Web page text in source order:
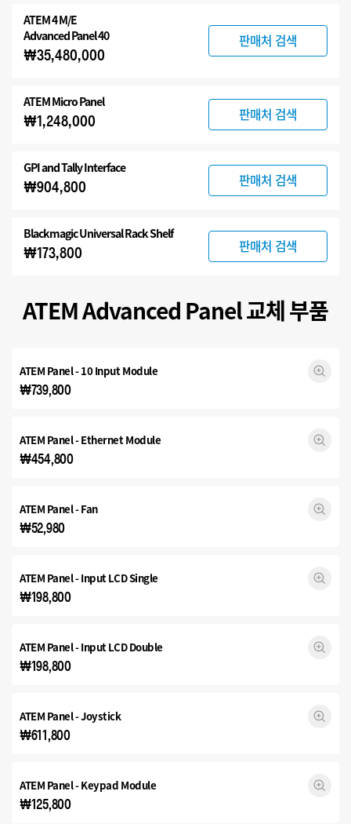
ATEM 4 M/E
Advanced Panel 40
₩35,480,000
판매처 검색
ATEM Micro Panel
₩1,248,000 판매처 검색
GPI and Tally Interface
₩904,800 판매처 검색
Blackmagic Universal Rack Shelf
₩173,800 판매처 검색
ATEM Advanced Panel 교체 부품
ATEM Panel - 10 Input Module
₩739,800
ATEM Panel - Ethernet Module
₩454,800
ATEM Panel - Fan
₩52,980
ATEM Panel - InputLCD Single
₩198,800
ATEM Panel - InputLCD Double
₩198,800
ATEM Panel - Joystick
₩611,800
ATEM Panel - Keypad Module
₩125,800